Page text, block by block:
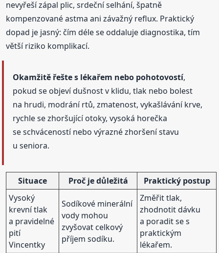
nevyřeší zápal plic, srdeční selhání, špatně
kompenzované astma ani závažný reflux. Praktický
dopad je jasný: čím déle se oddaluje diagnostika, tím
větší riziko komplikací.
Okamžitě řešte s lékařem nebo pohotovostí,
pokud se objeví dušnost v klidu, tlak nebo bolest
na hrudi, modrání rtů, zmatenost, vykašlávání krve,
rychle se zhoršující otoky, vysoká horečka
se schváceností nebo výrazné zhoršení stavu
u seniora.
Situace Proč je důležitá
Praktický postup
Vysoký
krevní tlak
a pravidelné
pití
Vincentky
Sodíkové minerální
vody mohou
zvyšovat celkový
příjem sodíku.
Změřit tlak,
zhodnotit dávku
a poradit se s
praktickým
lékařem.